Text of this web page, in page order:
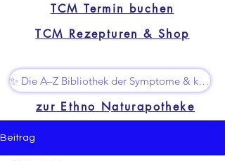
✨ Die A–Z Bibliothek der Symptome & kleine Superhelfer
zur Ethno Naturapotheke
TCM Termin buchen
TCM Rezepturen & Shop
Beitrag